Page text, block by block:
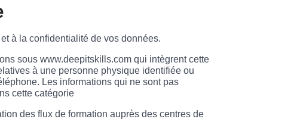
à la confidentialité de vos données.
sous www.deepitskills.com qui intègrent cette
à une personne physique identifiée ou
Les informations qui ne sont pas
cette catégorie
des flux de formation auprès des centres de